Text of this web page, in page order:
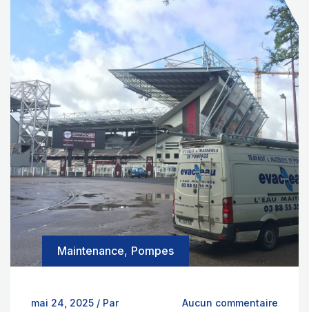
Maintenance, Pompes
mai 24, 2025 / Par
Aucun commentaire